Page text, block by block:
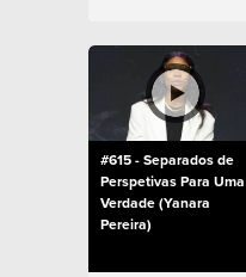
#615 - Separados de
Perspetivas Para Uma
Verdade (Yanara
Pereira)